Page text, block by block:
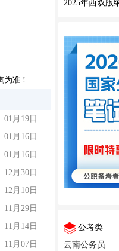
为准！
01月19日
01月16日
01月16日
12月30日
12月10日
11月29日
11月14日
11月07日
公考类
云南公务员